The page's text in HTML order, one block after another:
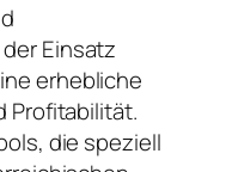
Einsatz
erhebliche
Profitabilität.
die speziell